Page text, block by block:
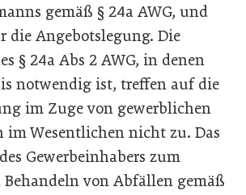
gemäß § 24a AWG, und
die Angebotslegung. Die
§ 24a Abs 2 AWG, in denen
notwendig ist, treffen auf die
im Zuge von gewerblichen
im Wesentlichen nicht zu. Das
Gewerbeinhabers zum
von Abfällen gemäß